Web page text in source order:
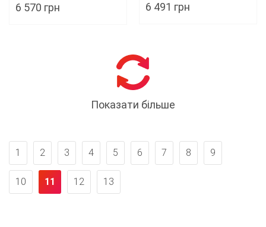
6 570 грн 6 491 грн
Показати більше
1 2 3 4 5 6 7 8 9
10 11 12 13